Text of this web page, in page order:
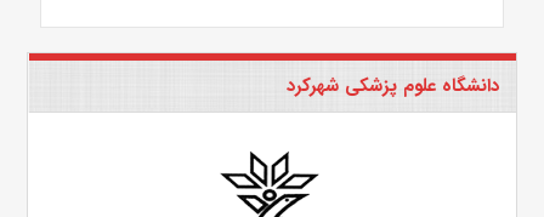
دانشگاه علوم پزشکی شهرکرد